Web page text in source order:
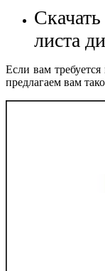
листа
Если вам
предлагаем вам